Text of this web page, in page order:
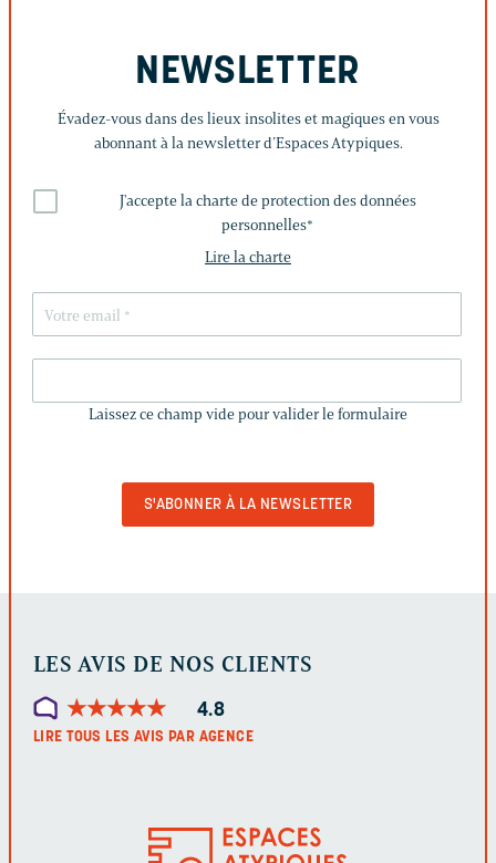
NEWSLETTER
Évadez-vous dans des lieux insolites et magiques en vous
abonnant à la newsletter d’Espaces Atypiques.
J'accepte la charte de protection des données
personnelles*
Lire la charte
CHAMP
Laissez ce champ vide pour valider le formulaire
LES AVIS DE NOS CLIENTS
★★★★★
★★★★★ 4.8
LIRE TOUS LES AVIS PAR AGENCE